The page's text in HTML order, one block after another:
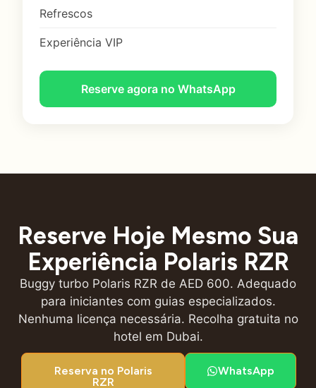
Refrescos
Experiência VIP
Reserve agora no WhatsApp
Reserve Hoje Mesmo Sua
Experiência Polaris RZR
Buggy turbo Polaris RZR de AED 600. Adequado
para iniciantes com guias especializados.
Nenhuma licença necessária. Recolha gratuita no
hotel em Dubai.
Reserva no Polaris
RZR
WhatsApp